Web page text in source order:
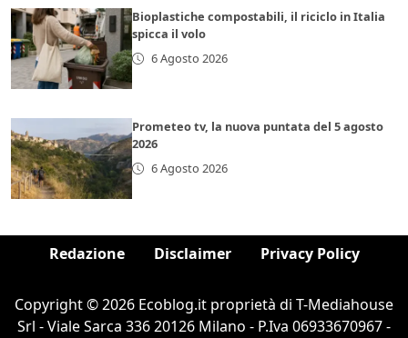
Bioplastiche compostabili, il riciclo in Italia
spicca il volo
6 Agosto 2026
Prometeo tv, la nuova puntata del 5 agosto
2026
6 Agosto 2026
Redazione Disclaimer Privacy Policy
Copyright © 2026 Ecoblog.it proprietà di T-Mediahouse
Srl - Viale Sarca 336 20126 Milano - P.Iva 06933670967 -